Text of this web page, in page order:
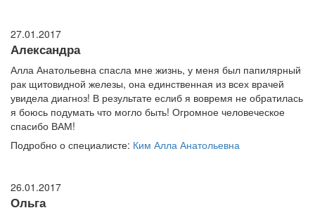
27.01.2017
Александра
Алла Анатольевна спасла мне жизнь, у меня был папилярный
рак щитовидной железы, она единственная из всех врачей
увидела диагноз! В результате еслиб я вовремя не обратилась
я боюсь подумать что могло быть! Огромное человеческое
спасибо ВАМ!
Подробно о специалисте: Ким Алла Анатольевна
26.01.2017
Ольга